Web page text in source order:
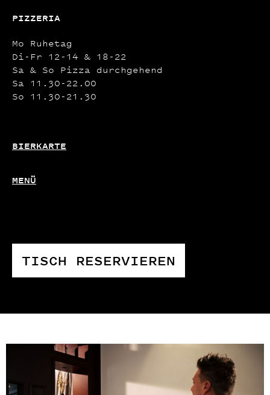
PIZZERIA
Mo Ruhetag
Di-Fr 12-14 & 18-22
Sa & So Pizza durchgehend
Sa 11.30-22.00
So 11.30-21.30
BIERKARTE
MENÜ
TISCH RESERVIEREN